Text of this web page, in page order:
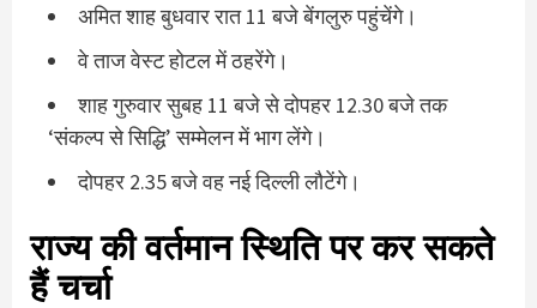
अमित शाह बुधवार रात 11 बजे बेंगलुरु पहुंचेंगे।
वे ताज वेस्ट होटल में ठहरेंगे।
शाह गुरुवार सुबह 11 बजे से दोपहर 12.30 बजे तक
‘संकल्प से सिद्धि’ सम्मेलन में भाग लेंगे।
दोपहर 2.35 बजे वह नई दिल्ली लौटेंगे।
राज्य की वर्तमान स्थिति पर कर सकते
हैं चर्चा